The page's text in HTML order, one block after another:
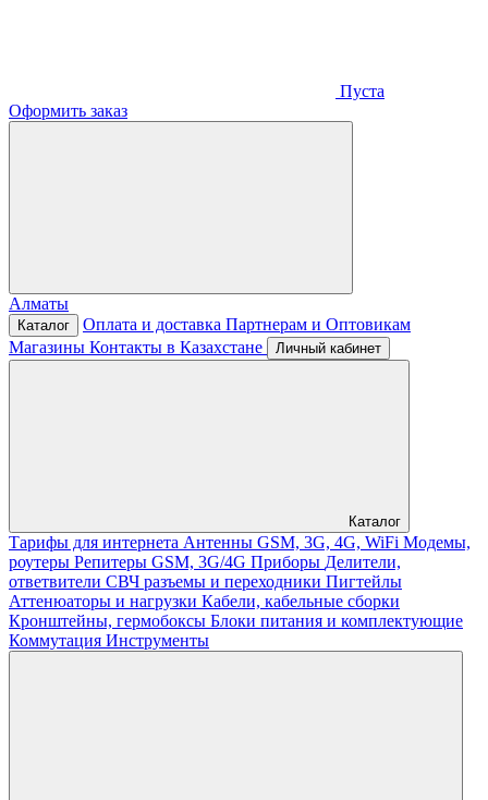
Пуста
Оформить заказ
Алматы
Каталог Оплата и доставка Партнерам и Оптовикам
Магазины Контакты в Казахстане Личный кабинет
Каталог
Тарифы для интернета Антенны GSM, 3G, 4G, WiFi Модемы,
роутеры Репитеры GSM, 3G/4G Приборы Делители,
ответвители СВЧ разъемы и переходники Пигтейлы
Аттенюаторы и нагрузки Кабели, кабельные сборки
Кронштейны, гермобоксы Блоки питания и комплектующие
Коммутация Инструменты